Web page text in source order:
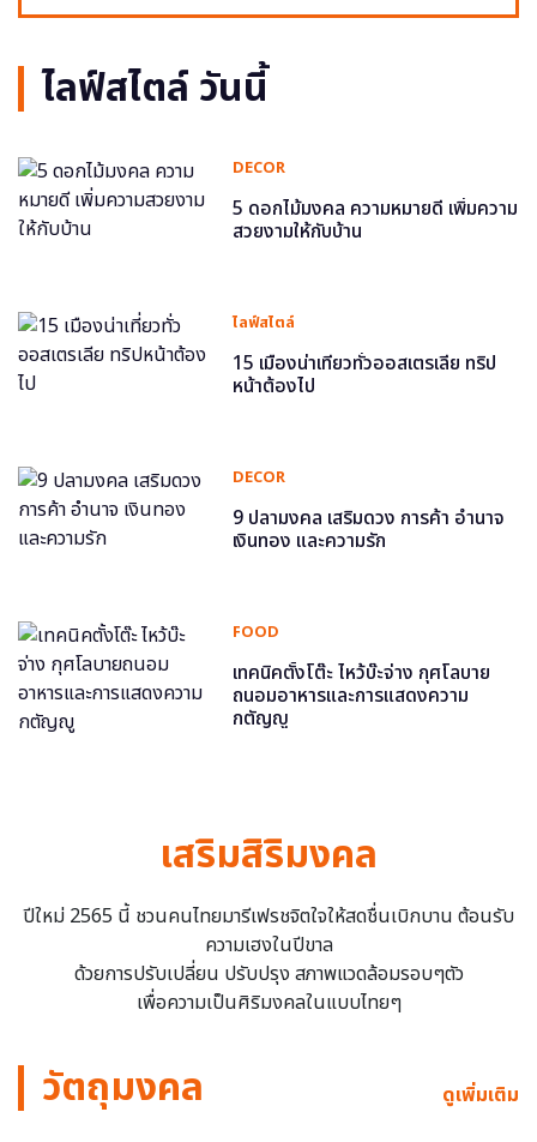
ไลฟ์สไตล์ วันนี้
DECOR
5 ดอกไม้มงคล ความหมายดี เพิ่มความ
สวยงามให้กับบ้าน
ไลฟ์สไตล์
15 เมืองน่าเที่ยวทั่วออสเตรเลีย ทริป
หน้าต้องไป
DECOR
9 ปลามงคล เสริมดวง การค้า อำนาจ
เงินทอง และความรัก
FOOD
เทคนิคตั้งโต๊ะ ไหว้บ๊ะจ่าง กุศโลบาย
ถนอมอาหารและการแสดงความ
กตัญญู
เสริมสิริมงคล
ปีใหม่ 2565 นี้ ชวนคนไทยมารีเฟรชจิตใจให้สดชื่นเบิกบาน ต้อนรับ
ความเฮงในปีขาล
ด้วยการปรับเปลี่ยน ปรับปรุง สภาพแวดล้อมรอบๆตัว
เพื่อความเป็นศิริมงคลในแบบไทยๆ
วัตถุมงคล ดูเพิ่มเติม